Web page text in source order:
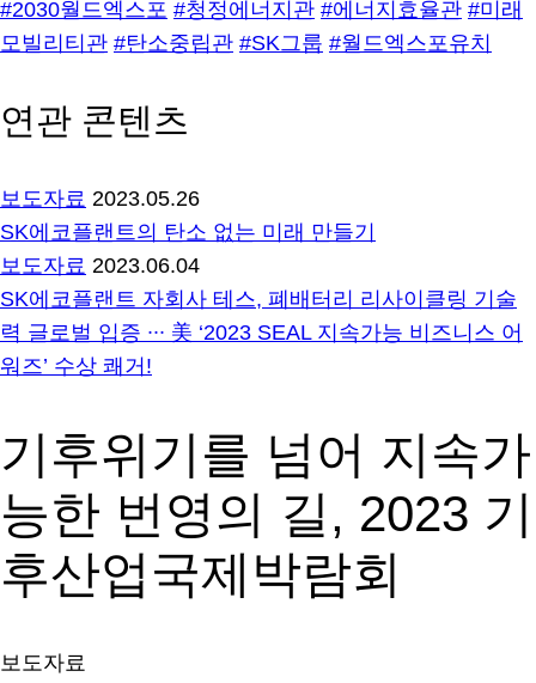
#2030월드엑스포 #청정에너지관 #에너지효율관 #미래
모빌리티관 #탄소중립관 #SK그룹 #월드엑스포유치
연관 콘텐츠
보도자료 2023.05.26
SK에코플랜트의 탄소 없는 미래 만들기
보도자료 2023.06.04
SK에코플랜트 자회사 테스, 폐배터리 리사이클링 기술
력 글로벌 입증 ∙∙∙ 美 ‘2023 SEAL 지속가능 비즈니스 어
워즈’ 수상 쾌거!
기후위기를 넘어 지속가
능한 번영의 길, 2023 기
후산업국제박람회
보도자료